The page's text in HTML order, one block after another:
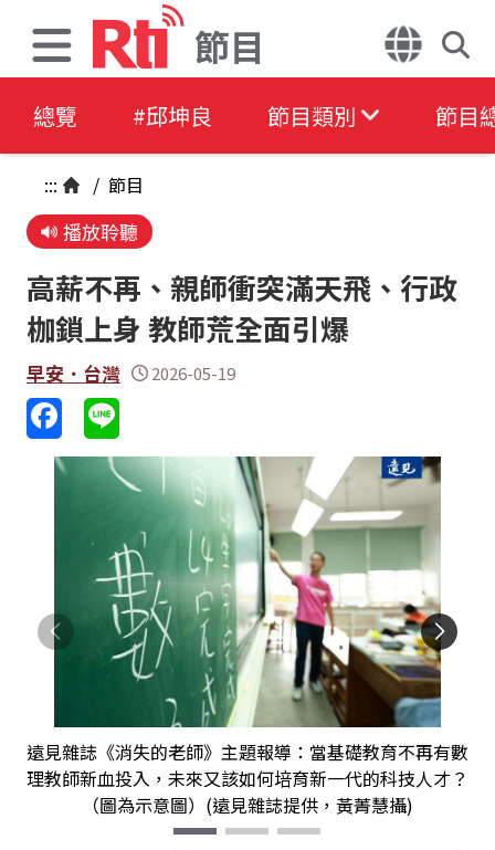
節目
總覽 #邱坤良 節目類別 節目
::: / 節目
播放聆聽
高薪不再、親師衝突滿天飛、行政
枷鎖上身 教師荒全面引爆
早安．台灣 2026-05-19
遠見雜誌《消失的老師》主題報導：當基礎教育不再有數
理教師新血投入，未來又該如何培育新一代的科技人才？
（圖為示意圖）(遠見雜誌提供，黃菁慧攝)